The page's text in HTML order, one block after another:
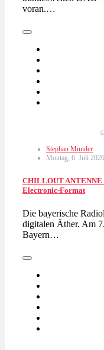
voran.…
Stephan Munder
Montag, 6. Juli 2026
CHILLOUT ANTENNE
Electronic-Format
Die bayerische
digitalen Äther. Am
Bayern…